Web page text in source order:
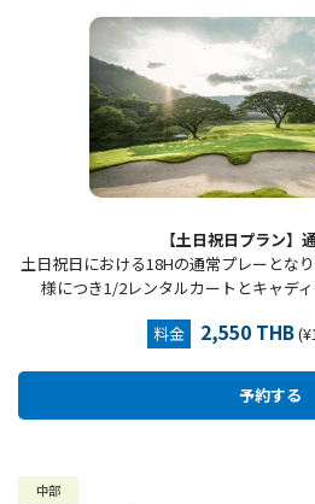
【土日祝日プラン】
土日祝日における18Hの通常プレーとな
様につき1/2レンタルカートとキャディ
料金
2,550 THB
中部